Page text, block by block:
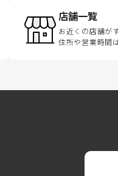
店舗一覧
お近くの店舗が
住所や営業時間